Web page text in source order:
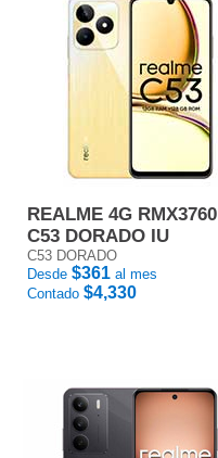
REALME 4G RMX3760
C53 DORADO IU
C53 DORADO
Desde $361 al mes
Contado $4,330